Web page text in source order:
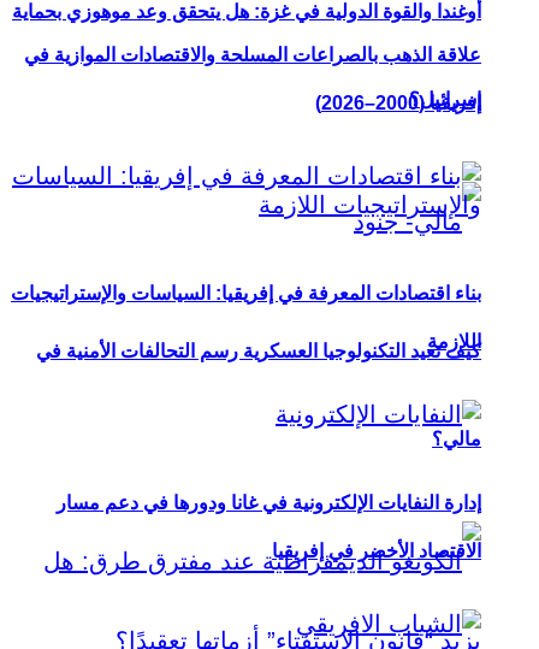
أوغندا والقوة الدولية في غزة: هل يتحقق وعد موهوزي بحماية
إسرائيل؟
كيف تعيد التكنولوجيا العسكرية رسم التحالفات الأمنية في
مالي؟
علاقة الذهب بالصراعات المسلحة والاقتصادات الموازية في
إفريقيا (2000–2026)
بناء اقتصادات المعرفة في إفريقيا: السياسات والإستراتيجيات
اللازمة
إدارة النفايات الإلكترونية في غانا ودورها في دعم مسار
الاقتصاد الأخضر في إفريقيا